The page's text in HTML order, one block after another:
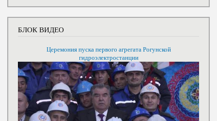
БЛОК ВИДЕО
Церемония пуска первого агрегата Рогунской
гидроэлектростанции